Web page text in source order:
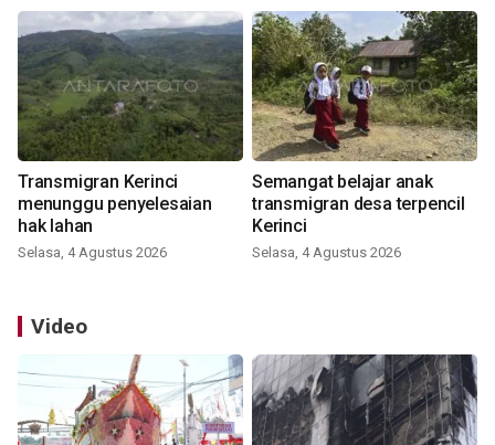
Transmigran Kerinci
menunggu penyelesaian
hak lahan
Selasa, 4 Agustus 2026
Semangat belajar anak
transmigran desa terpencil
Kerinci
Selasa, 4 Agustus 2026
Video